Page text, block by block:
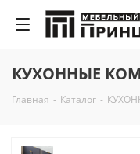
КУХОННЫЕ
Главная - Каталог -